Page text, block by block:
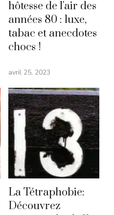
hôtesse de l'air des
années 80 : luxe,
tabac et anecdotes
chocs !
avril 25, 2023
La Tétraphobie:
Découvrez